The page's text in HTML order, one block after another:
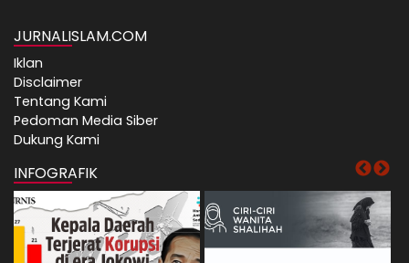
JURNALISLAM.COM
Iklan
Disclaimer
Tentang Kami
Pedoman Media Siber
Dukung Kami
INFOGRAFIK